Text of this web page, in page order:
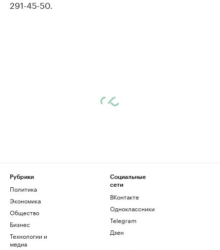
291-45-50.
Рубрики
Политика
Экономика
Общество
Бизнес
Технологии и
медиа
Социальные
сети
ВКонтакте
Одноклассники
Telegram
Дзен